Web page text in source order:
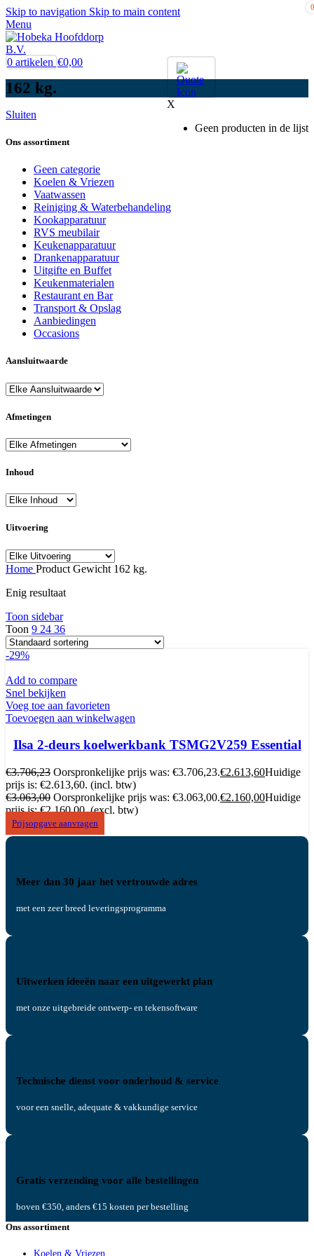
Skip to navigation Skip to main content
Menu
0
X
Geen producten in de lijst
0 artikelen €0,00
162 kg.
Sluiten
Ons assortiment
Geen categorie
Koelen & Vriezen
Vaatwassen
Reiniging & Waterbehandeling
Kookapparatuur
RVS meubilair
Keukenapparatuur
Drankenapparatuur
Uitgifte en Buffet
Keukenmaterialen
Restaurant en Bar
Transport & Opslag
Aanbiedingen
Occasions
Aansluitwaarde
Afmetingen
Inhoud
Uitvoering
Home Product Gewicht 162 kg.
Enig resultaat
Toon sidebar
Toon 9 24 36
-29%
Add to compare
Snel bekijken
Voeg toe aan favorieten
Toevoegen aan winkelwagen
Ilsa 2-deurs koelwerkbank TSMG2V259 Essential
€3.706,23 Oorspronkelijke prijs was: €3.706,23.€2.613,60Huidige
prijs is: €2.613,60. (incl. btw)
€3.063,00 Oorspronkelijke prijs was: €3.063,00.€2.160,00Huidige
prijs is: €2.160,00. (excl. btw)
Prijsopgave aanvragen
Meer dan 30 jaar het vertrouwde adres
met een zeer breed leveringsprogramma
Uitwerken ideeën naar een uitgewerkt plan
met onze uitgebreide ontwerp- en tekensoftware
Technische dienst voor onderhoud & service
voor een snelle, adequate & vakkundige service
Gratis verzending voor alle bestellingen
boven €350, anders €15 kosten per bestelling
Ons assortiment
Koelen & Vriezen